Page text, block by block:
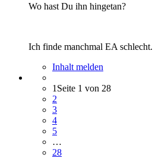
Wo hast Du ihn hingetan?
Ich finde manchmal EA schlecht.
Inhalt melden
1 Seite 1 von 28
2
3
4
5
…
28